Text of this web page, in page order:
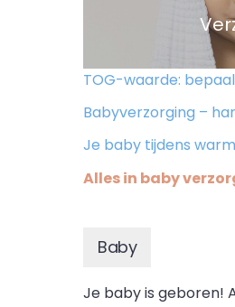
TOG-waarde: bepaal de
Babyverzorging –
Je baby tijdens warme
Alles in baby
Baby
Je baby is geboren!